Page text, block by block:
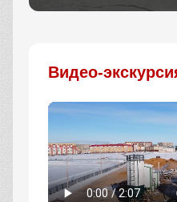
Видео-